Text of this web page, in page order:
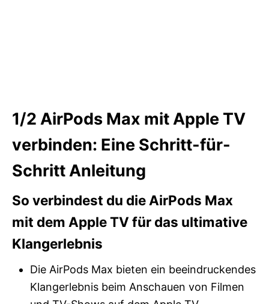
1/2 AirPods Max mit Apple TV
verbinden: Eine Schritt-für-
Schritt Anleitung
So verbindest du die AirPods Max
mit dem Apple TV für das ultimative
Klangerlebnis
Die AirPods Max bieten ein beeindruckendes
Klangerlebnis beim Anschauen von Filmen